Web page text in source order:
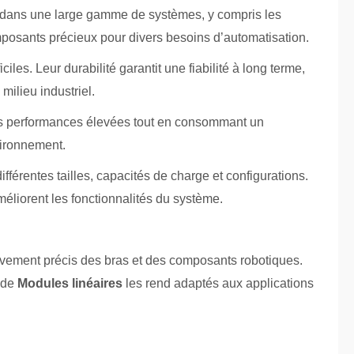
une large gamme de systèmes, y compris les
précieux pour divers besoins d’automatisation.
Leur durabilité garantit une fiabilité à long terme,
milieu industriel.
élevées tout en consommant un
tailles, capacités de charge et configurations.
les fonctionnalités du système.
précis des bras et des composants robotiques.
Modules linéaires les rend adaptés aux applications